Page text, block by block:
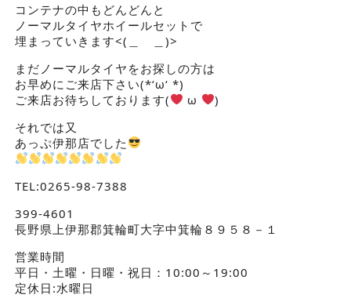
コンテナの中もどんどんと
ノーマルタイヤホイールセットで
埋まっていきます<(＿ ＿)>
まだノーマルタイヤをお探しの方は
お早めにご来店下さい(*‘ω‘ *)
ご来店お待ちしております(
ω
)
それでは又
あっぷ伊那店でした
TEL:0265-98-7388
399-4601
長野県上伊那郡箕輪町大字中箕輪８９５８－１
営業時間
平日・土曜・日曜・祝日：10:00～19:00
定休日:水曜日